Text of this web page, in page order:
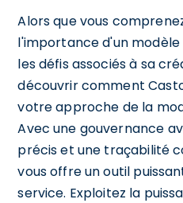
Alors que vous
l'importance d'un
les défis associés à sa
découvrir comment
votre approche de la
Avec une gouvernance
précis et une traçabilité
vous offre un outil
service. Exploitez la